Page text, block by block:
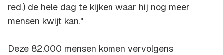
red.) de hele dag te kijken waar hij nog meer
mensen kwijt kan."
Deze 82.000 mensen komen vervolgens